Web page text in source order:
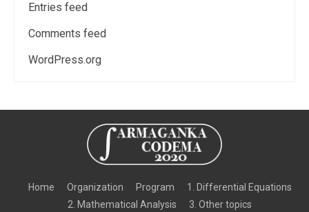
Entries feed
Comments feed
WordPress.org
Home Organization Program
1. Differential Equations
2. Mathematical Analysis
3. Other topics